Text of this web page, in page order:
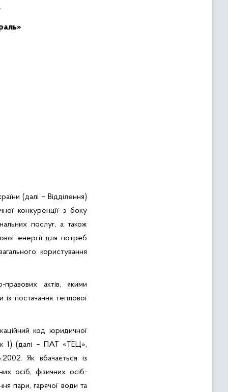
(далі – Відділення)
конкуренції з боку
послуг, а також
енергії для потреб
користування
актів, якими
постачання теплової
код юридичної
1) (далі – ПАТ «ТЕЦ»,
Як вбачається із
осіб, фізичних осіб-
пари, гарячої води та